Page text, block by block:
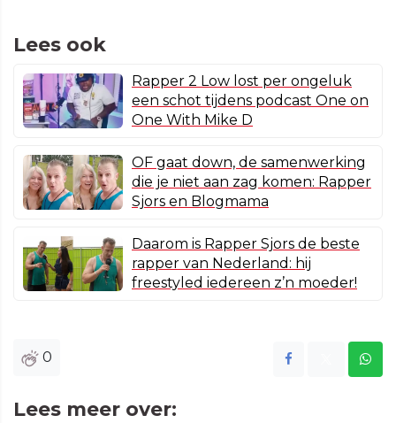
Lees ook
Rapper 2 Low lost per ongeluk
een schot tijdens podcast One on
One With Mike D
OF gaat down, de samenwerking
die je niet aan zag komen: Rapper
Sjors en Blogmama
Daarom is Rapper Sjors de beste
rapper van Nederland: hij
freestyled iedereen z’n moeder!
0
Lees meer over: